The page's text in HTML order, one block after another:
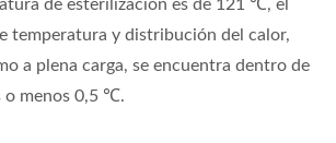
de esterilización es de 121 ℃, el
temperatura y distribución del calor,
a plena carga, se encuentra dentro de
o menos 0,5 ℃.